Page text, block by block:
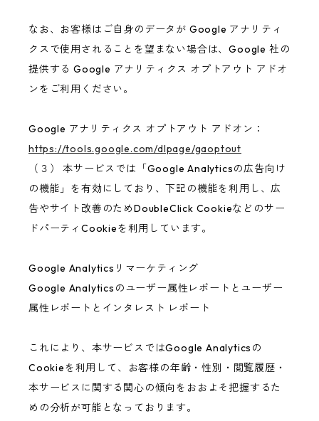
なお、お客様はご自身のデータが Google アナリティ
クスで使用されることを望まない場合は、Google 社の
提供する Google アナリティクス オプトアウト アドオ
ンをご利用ください。
Google アナリティクス オプトアウト アドオン：
https://tools.google.com/dlpage/gaoptout
（３） 本サービスでは「Google Analyticsの広告向け
の機能」を有効にしており、下記の機能を利用し、広
告やサイト改善のためDoubleClick Cookieなどのサー
ドパーティCookieを利用しています。
Google Analyticsリマーケティング
Google Analyticsのユーザー属性レポートとユーザー
属性レポートとインタレスト レポート
これにより、本サービスではGoogle Analyticsの
Cookieを利用して、お客様の年齢・性別・閲覧履歴・
本サービスに関する関心の傾向をおおよそ把握するた
めの分析が可能となっております。